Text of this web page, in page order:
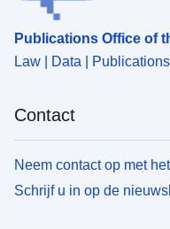
Publications Office of
Law | Data | Publications
Contact
Neem contact op met
Schrijf u in op de